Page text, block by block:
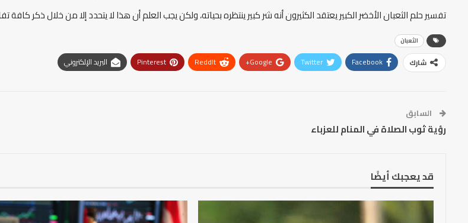
تفسير حلم الثعبان الأخضر الكبير يعتقد الكثيرون أنه شر كبير ينتظره بحياته، ولكن يجب العلم أن هذا لا يتحدد إلا من خلال ذكر كافة
الثعبان
شارك Facebook
Twitter
Google+
ReddIt
Pinterest البريد الإلكتروني
السابق
رؤية ثوب الصلاة في المنام للعزباء
قد يعجبك أيضًا